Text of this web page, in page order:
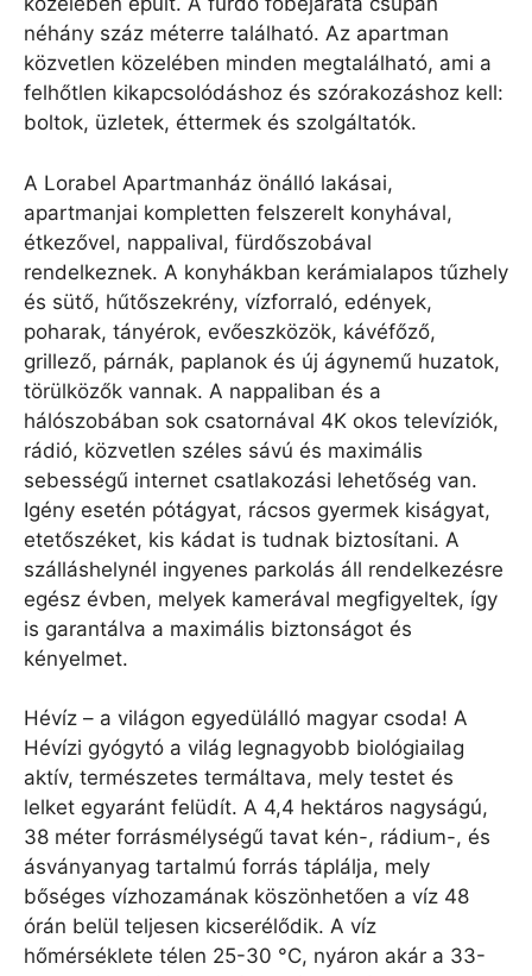
néhány száz méterre található. Az apartman
közvetlen közelében minden megtalálható, ami a
felhőtlen kikapcsolódáshoz és szórakozáshoz kell:
boltok, üzletek, éttermek és szolgáltatók.
A Lorabel Apartmanház önálló lakásai,
apartmanjai kompletten felszerelt konyhával,
étkezővel, nappalival, fürdőszobával
rendelkeznek. A konyhákban kerámialapos tűzhely
és sütő, hűtőszekrény, vízforraló, edények,
poharak, tányérok, evőeszközök, kávéfőző,
grillező, párnák, paplanok és új ágynemű huzatok,
törülközők vannak. A nappaliban és a
hálószobában sok csatornával 4K okos televíziók,
rádió, közvetlen széles sávú és maximális
sebességű internet csatlakozási lehetőség van.
Igény esetén pótágyat, rácsos gyermek kiságyat,
etetőszéket, kis kádat is tudnak biztosítani. A
szálláshelynél ingyenes parkolás áll rendelkezésre
egész évben, melyek kamerával megfigyeltek, így
is garantálva a maximális biztonságot és
kényelmet.
Hévíz – a világon egyedülálló magyar csoda! A
Hévízi gyógytó a világ legnagyobb biológiailag
aktív, természetes termáltava, mely testet és
lelket egyaránt felüdít. A 4,4 hektáros nagyságú,
38 méter forrásmélységű tavat kén-, rádium-, és
ásványanyag tartalmú forrás táplálja, mely
bőséges vízhozamának köszönhetően a víz 48
órán belül teljesen kicserélődik. A víz
hőmérséklete télen 25-30 °C, nyáron akár a 33-